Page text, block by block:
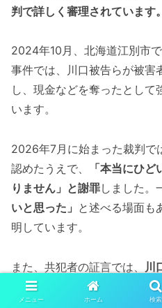
判で詳しく審理されています。
2024年10月、北海道江別市
事件では、川口被告らが被害
し、現金などを奪ったとして
います。
2026年7月に始まった裁判で
認めたうえで、
「本当にひ
りません」と謝罪しました。
いと思った」 と述べる場面も
明しています。
また、共犯者の証言では、 川
な立場にあったとする内容も
メニュー ホーム 検索